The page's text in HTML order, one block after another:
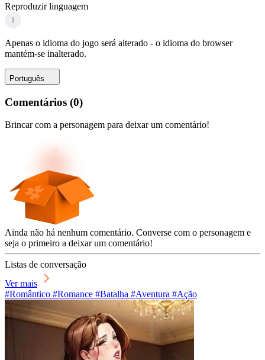
Reproduzir linguagem
i
Apenas o idioma do jogo será alterado - o idioma do browser
mantém-se inalterado.
Português
Comentários (0)
Brincar com a personagem para deixar um comentário!
Ainda não há nenhum comentário. Converse com o personagem e
seja o primeiro a deixar um comentário!
Listas de conversação
Ver mais
#Romântico #Romance #Batalha #Aventura #Ação